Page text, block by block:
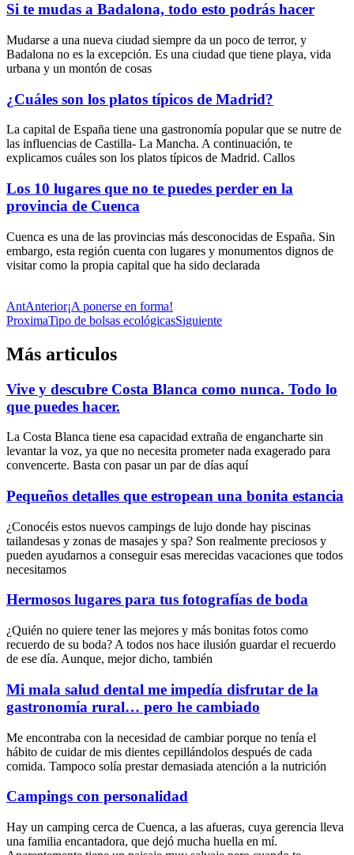
Si te mudas a Badalona, todo esto podrás hacer
Mudarse a una nueva ciudad siempre da un poco de terror, y
Badalona no es la excepción. Es una ciudad que tiene playa, vida
urbana y un montón de cosas
¿Cuáles son los platos típicos de Madrid?
La capital de España tiene una gastronomía popular que se nutre de
las influencias de Castilla- La Mancha. A continuación, te
explicamos cuáles son los platos típicos de Madrid. Callos
Los 10 lugares que no te puedes perder en la
provincia de Cuenca
Cuenca es una de las provincias más desconocidas de España. Sin
embargo, esta región cuenta con lugares y monumentos dignos de
visitar como la propia capital que ha sido declarada
AntAnterior¡A ponerse en forma!
ProximaTipo de bolsas ecológicasSiguiente
Más articulos
Vive y descubre Costa Blanca como nunca. Todo lo
que puedes hacer.
La Costa Blanca tiene esa capacidad extraña de engancharte sin
levantar la voz, ya que no necesita prometer nada exagerado para
convencerte. Basta con pasar un par de días aquí
Pequeños detalles que estropean una bonita estancia
¿Conocéis estos nuevos campings de lujo donde hay piscinas
tailandesas y zonas de masajes y spa? Son realmente preciosos y
pueden ayudarnos a conseguir esas merecidas vacaciones que todos
necesitamos
Hermosos lugares para tus fotografías de boda
¿Quién no quiere tener las mejores y más bonitas fotos como
recuerdo de su boda? A todos nos hace ilusión guardar el recuerdo
de ese día. Aunque, mejor dicho, también
Mi mala salud dental me impedía disfrutar de la
gastronomía rural… pero he cambiado
Me encontraba con la necesidad de cambiar porque no tenía el
hábito de cuidar de mis dientes cepillándolos después de cada
comida. Tampoco solía prestar demasiada atención a la nutrición
Campings con personalidad
Hay un camping cerca de Cuenca, a las afueras, cuya gerencia lleva
una familia encantadora, que dejó mucha huella en mí.